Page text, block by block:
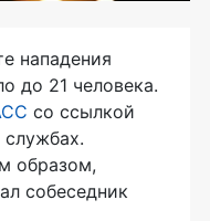
нападения
до 21 человека.
со ссылкой
образом,
собеседник